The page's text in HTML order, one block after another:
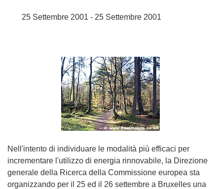
25 Settembre 2001 - 25 Settembre 2001
Nell'intento di individuare le modalità più efficaci per
incrementare l'utilizzo di energia rinnovabile, la Direzione
generale della Ricerca della Commissione europea sta
organizzando per il 25 ed il 26 settembre a Bruxelles una